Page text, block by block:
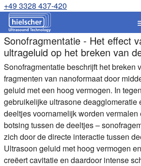
+49 3328 437-420
Sonofragmentatie - Het effect
ultrageluid op het breken van
Sonofragmentatie beschrijft het breken
fragmenten van nanoformaat door
geluid met een hoog vermogen. In
gebruikelijke ultrasone deagglomeratie
deeltjes voornamelijk worden
botsing tussen de deeltjes –
zich door de directe interactie tussen
Ultrasoon geluid met hoog vermogen
creëert cavitatie en daardoor intense